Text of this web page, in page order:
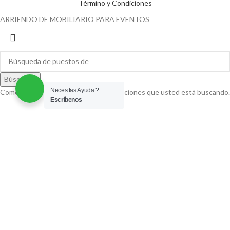
Término y Condiciones
ARRIENDO DE MOBILIARIO PARA EVENTOS
Búsqueda
Comenzar a escribir para ver las publicaciones que usted está buscando.
Necesitas Ayuda ?
Escríbenos